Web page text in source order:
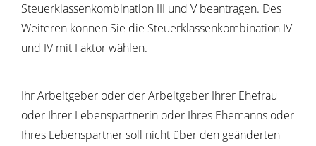
Steuerklassenkombination III und V beantragen. Des
Weiteren können Sie die Steuerklassenkombination IV
und IV mit Faktor wählen.
Ihr Arbeitgeber oder der Arbeitgeber Ihrer Ehefrau
oder Ihrer Lebenspartnerin oder Ihres Ehemanns oder
Ihres Lebenspartner soll nicht über den geänderten